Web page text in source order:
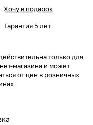
Хочу в подарок
Гарантия 5 лет
только для
магазина и может
от цен в розничных